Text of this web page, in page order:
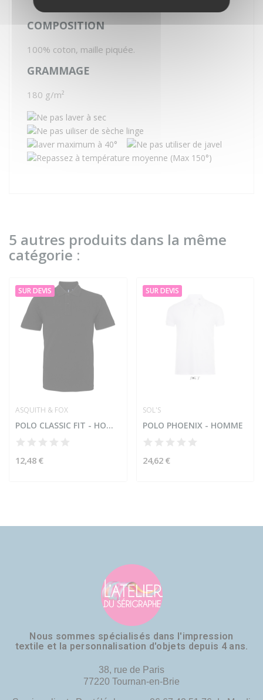
COMPOSITION
100% coton, maille piquée.
GRAMMAGE
180 g/m²
5 autres produits dans la même
catégorie :
SUR DEVIS
ASQUITH & FOX
POLO CLASSIC FIT - HOMME
12,48 €
SUR DEVIS
SOL'S
POLO PHOENIX - HOMME
24,62 €
Nous sommes spécialisés dans l'impression
textile et la personnalisation d'objets depuis 4 ans.
38, rue de Paris
77220 Tournan-en-Brie